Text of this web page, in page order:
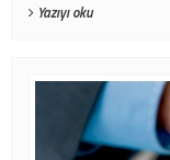
Yazıyı oku